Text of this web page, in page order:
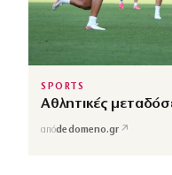
SPORTS
Αθλητικές
απόdedomeno.gr ↗